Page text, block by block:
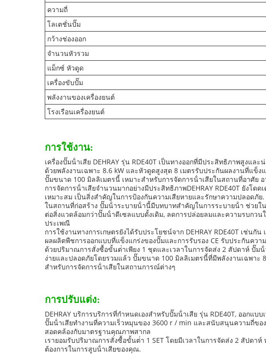
ความถี่
โลเตชั่นปั๊ม
กว้างช่องออก
จํานวนหัวรวม
แม็กซ์ หัวดูด
เครื่องขับปั๊ม
พลังงานของเครื่องยนต์
โรงเรือนเครื่องยนต์
การใช้งาน:
เครื่องปั๊มน้ําเสีย DEHRAY รุ่น RDE40T เป็นทางออกที่มีประสิทธิภาพสูง
ด้วยพลังงานเฉพาะ 8.6 kW และหัวดูดสูงสุด 8 เมตรรับประกันผลงานที่แข็ง
ปั๊มขนาด 100 มิลลิเมตรนี้ เหมาะสําหรับการจัดการน้ําเสียในสถานที่อาศัย
การจัดการน้ําเสียจํานวนมากอย่างมีประสิทธิภาพDEHRAY RDE40T ยัง
เหมาะสม เป็นสิ่งสําคัญในการป้องกันความเสียหายและรักษาความปลอดภัย.
ในสถานที่ก่อสร้าง ปั๊มน้ําระบายน้ํานี้มีบทบาทสําคัญในการระบายน้ํา ช่วยใ
ต่อสิ่งแวดล้อมกว่าปั๊มน้ําดีเซลแบบดั้งเดิม, ลดการปล่อยลมและความรบก
ประเพณี
การใช้งานทางการเกษตรยังได้รับประโยชน์จาก DEHRAY RDE40T เช่
ผลผลิตพืชการออกแบบที่แข็งแกร่งของปั๊มและการรับรอง CE รับประกันค
ด้วยปริมาณการสั่งซื้อขั้นต่ําเพียง 1 ชุดและเวลาในการจัดส่ง 2 สัปดาห์ ปั๊มน้ํ
ง่ายและปลอดภัยโดยรวมแล้ว ปั๊มขนาด 100 มิลลิเมตรนี้ที่มีพลังงานเฉพา
สําหรับการจัดการน้ําเสียในสถานการณ์ต่างๆ
การปรับแต่ง:
DEHRAY บริการบริการที่กําหนดเองสําหรับปั๊มน้ําเสีย รุ่น RDE40T, ออก
ปั๊มน้ําเสียทํางานที่ความเร็วหมุนของ 3600 r / min และสนับสนุนความถี่ขอ
สอดคล้องกับมาตรฐานคุณภาพสากล
เรายอมรับปริมาณการสั่งซื้อขั้นต่ํา 1 SET โดยมีเวลาในการจัดส่ง 2 สัปดา
ต้องการในการสูบน้ําเสียของคุณ.